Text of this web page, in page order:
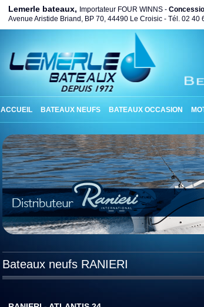
Lemerle bateaux, Importateur FOUR WINNS -
Avenue Aristide Briand, BP 70, 44490 Le Croisic - Tél. 02 40
ACCUEIL BATEAUX NEUFS BATEAUX OCCASION
Bateaux neufs RANIERI